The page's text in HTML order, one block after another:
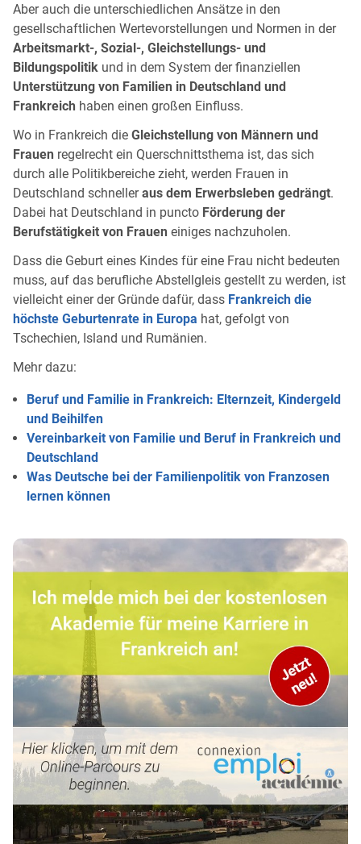
Aber auch die unterschiedlichen Ansätze in den
gesellschaftlichen Wertevorstellungen und Normen in der
Arbeitsmarkt-, Sozial-, Gleichstellungs- und
Bildungspolitik und in dem System der finanziellen
Unterstützung von Familien in Deutschland und
Frankreich haben einen großen Einfluss.
Wo in Frankreich die Gleichstellung von Männern und
Frauen regelrecht ein Querschnittsthema ist, das sich
durch alle Politikbereiche zieht, werden Frauen in
Deutschland schnelleraus dem Erwerbsleben gedrängt.
Dabei hat Deutschland in puncto Förderung der
Berufstätigkeit von Frauen einiges nachzuholen.
Dass die Geburt eines Kindes für eine Frau nicht bedeuten
muss, auf das berufliche Abstellgleis gestellt zu werden, ist
vielleicht einer der Gründe dafür, dass Frankreich die
höchste Geburtenrate in Europa hat, gefolgt von
Tschechien, Island und Rumänien.
Mehr dazu:
Beruf und Familie in Frankreich: Elternzeit, Kindergeld
und Beihilfen
Vereinbarkeit von Familie und Beruf in Frankreich und
Deutschland
Was Deutsche bei der Familienpolitik von Franzosen
lernen können